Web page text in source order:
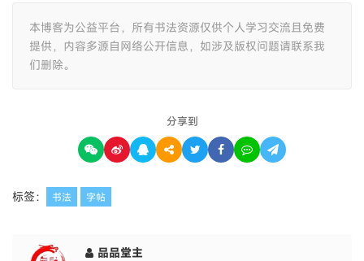
本博客为公益平台，所有书法资源仅供个人学习交流且免费
提供，内容多源自网络公开信息，如涉及版权问题请联系我
们删除。
分享到
标签： 书法 字帖
品品堂主